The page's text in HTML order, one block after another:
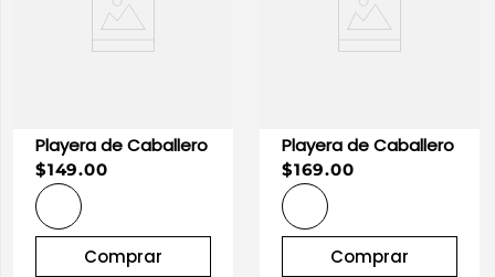
Playera de Caballero
$149.00
Comprar
Playera de Caballero
$169.00
Comprar